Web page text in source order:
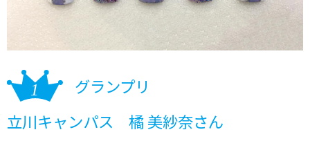
グランプリ
立川キャンパス 橘 美紗奈さん